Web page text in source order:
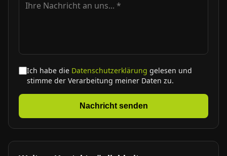
Ich habe die Datenschutzerklärung gelesen und
stimme der Verarbeitung meiner Daten zu.
Nachricht senden